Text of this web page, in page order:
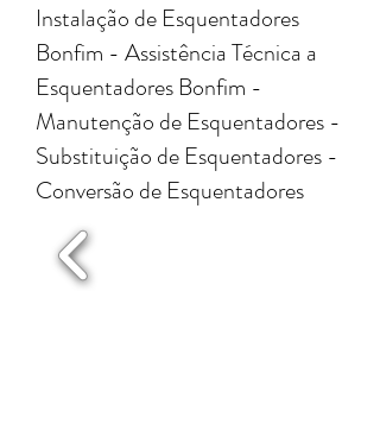
Instalação de Esquentadores
Bonfim - Assistência Técnica a
Esquentadores Bonfim -
Manutenção de Esquentadores -
Substituição de Esquentadores -
Conversão de Esquentadores